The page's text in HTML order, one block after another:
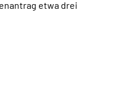
etwa drei